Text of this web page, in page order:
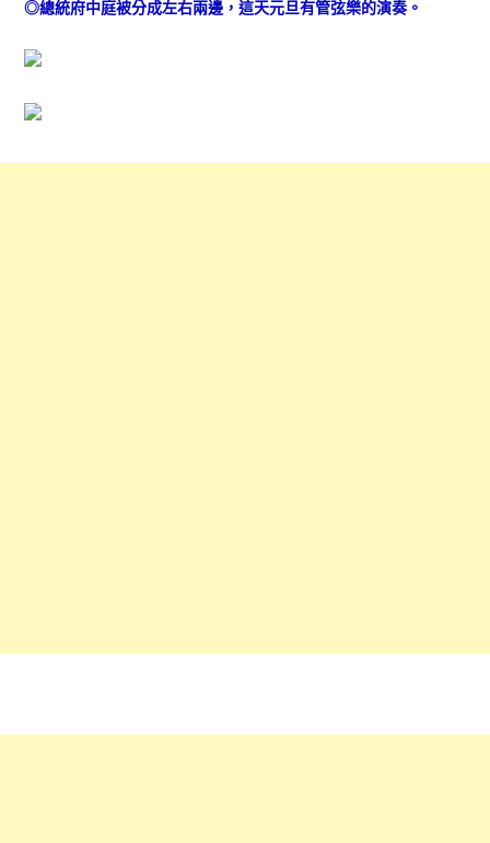
◎總統府中庭被分成左右兩邊，這天元旦有管弦樂的演奏。